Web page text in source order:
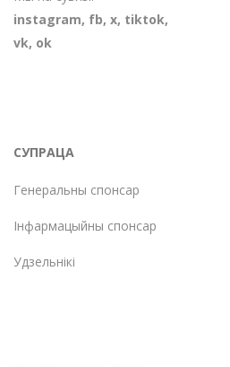
instagram, fb, х, tiktok,
vk, ok
СУПРАЦА
Генеральны спонсар
Інфармацыйны спонсар
Удзельнікі